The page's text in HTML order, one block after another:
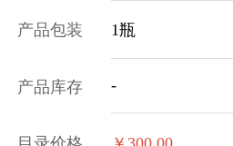
产品包装 1瓶
产品库存 -